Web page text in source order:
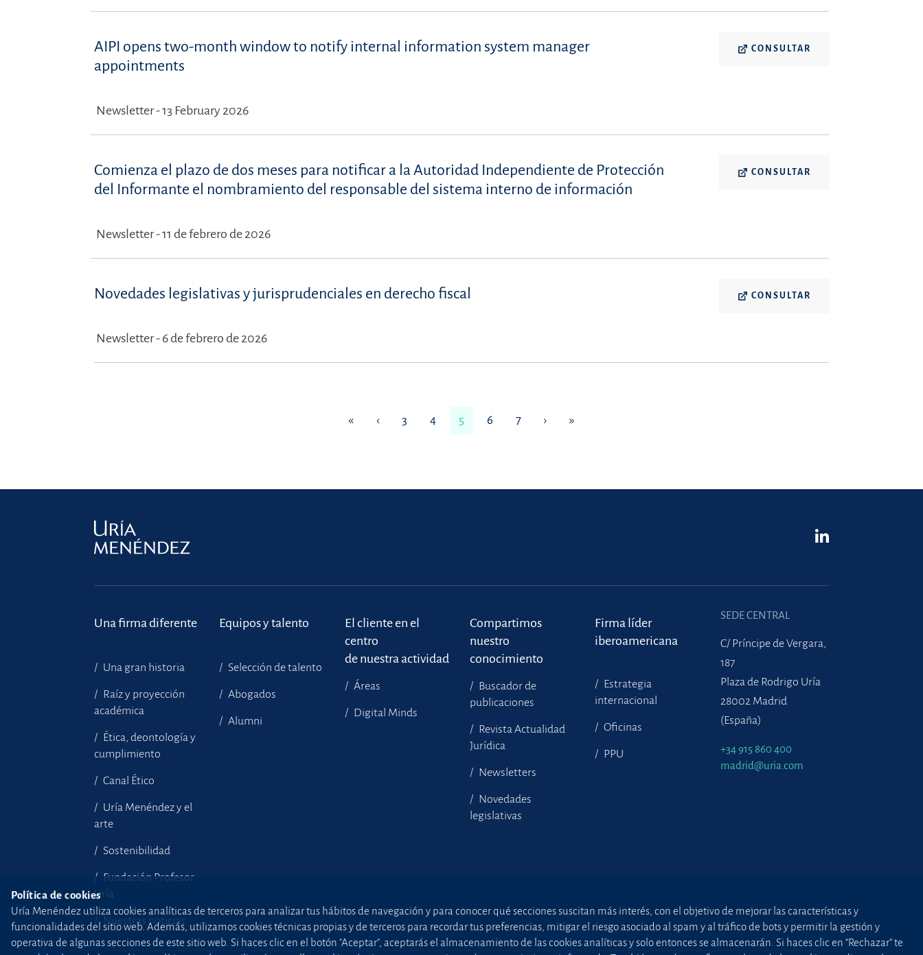
AIPI opens two-month window to notify internal information system manager
appointments
CONSULTAR
Newsletter - 13 February 2026
Comienza el plazo de dos meses para notificar a la Autoridad Independiente de Protección
del Informante el nombramiento del responsable del sistema interno de información
CONSULTAR
Newsletter - 11 de febrero de 2026
Novedades legislativas y jurisprudenciales en derecho fiscal CONSULTAR
Newsletter - 6 de febrero de 2026
« ‹ 3 4 5 6 7 › »
Una firma diferente
Una gran historia
Raíz y proyección
académica
Ética, deontología y
cumplimiento
Canal Ético
Uría Menéndez y el
arte
Sostenibilidad
Fundación Profesor
Uría
Nuestras noticias
Equipos y talento
Selección de talento
Abogados
Alumni
El cliente en el
centro
de nuestra actividad
Áreas
Digital Minds
Compartimos
nuestro
conocimiento
Buscador de
publicaciones
Revista Actualidad
Jurídica
Newsletters
Novedades
legislativas
Firma líder
iberoamericana
Estrategia
internacional
Oficinas
PPU
SEDE CENTRAL
C/ Príncipe de Vergara,
187
Plaza de Rodrigo Uría
28002 Madrid
(España)
+34 915 860 400
madrid@uria.com
Política de cookies
Uría Menéndez utiliza cookies analíticas de terceros para analizar tus hábitos de navegación y para conocer qué secciones suscitan más interés, con el objetivo de mejorar las características y
funcionalidades del sitio web. Además, utilizamos cookies técnicas propias y de terceros para recordar tus preferencias, mitigar el riesgo asociado al spam y al tráfico de bots y permitir la gestión y
operativa de algunas secciones de este sitio web. Si haces clic en el botón "Aceptar", aceptarás el almacenamiento de las cookies analíticas y solo entonces se almacenarán. Si haces clic en “Rechazar” te